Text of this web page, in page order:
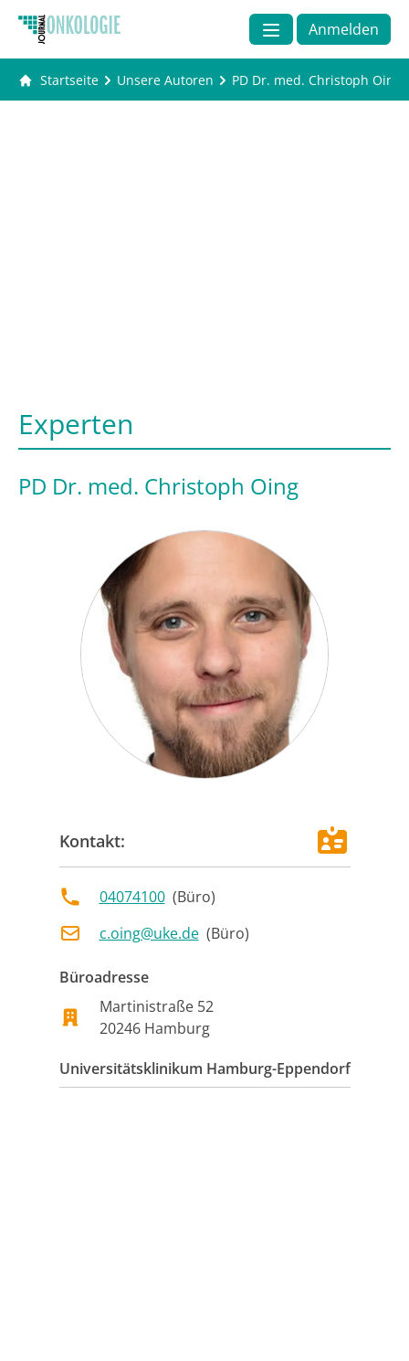
Anmelden
Startseite Unsere Autoren PD Dr. med. Christoph Oing
Experten
PD Dr. med. Christoph Oing
Kontakt:
04074100 (Büro)
c.oing@uke.de (Büro)
Büroadresse
Martinistraße 52
20246 Hamburg
Universitätsklinikum Hamburg-Eppendorf